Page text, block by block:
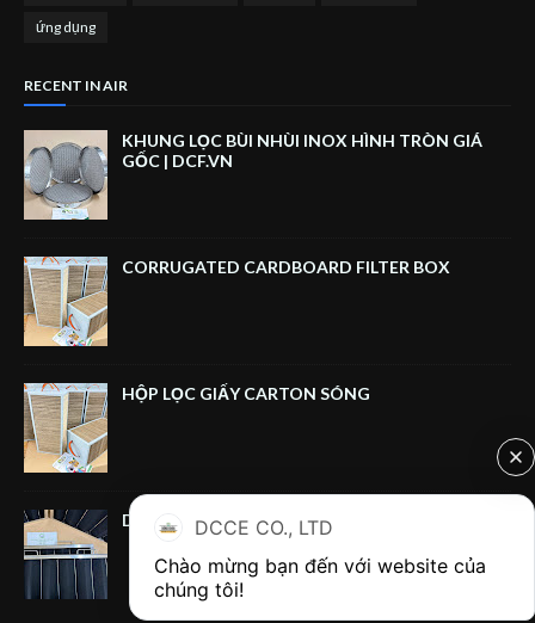
ứng dụng
RECENT IN AIR
KHUNG LỌC BÙI NHÙI INOX HÌNH TRÒN GIÁ
GỐC | DCF.VN
CORRUGATED CARDBOARD FILTER BOX
HỘP LỌC GIẤY CARTON SÓNG
DUAL‑HANDLE CARBON FILTER FRAME
DCCE CO., LTD
Chào mừng bạn đến với website của
chúng tôi!